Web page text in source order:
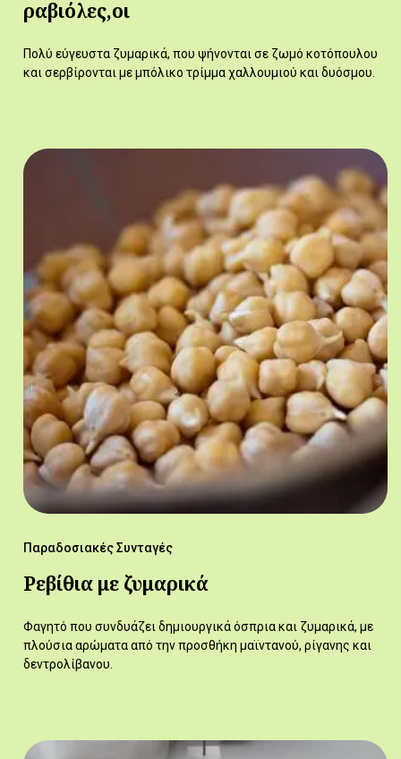
ραβιόλες,οι
Πολύ εύγευστα ζυμαρικά, που ψήνονται σε ζωμό κοτόπουλου
και σερβίρονται με μπόλικο τρίμμα χαλλουμιού και δυόσμου.
Παραδοσιακές Συνταγές
Ρεβίθια με ζυμαρικά
Φαγητό που συνδυάζει δημιουργικά όσπρια και ζυμαρικά, με
πλούσια αρώματα από την προσθήκη μαϊντανού, ρίγανης και
δεντρολίβανου.